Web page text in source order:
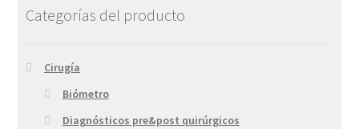
Categorías del producto
Cirugía
Biómetro
Diagnósticos pre&post quirúrgicos